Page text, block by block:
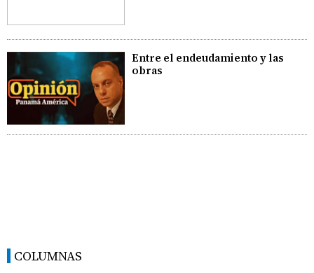
Entre el endeudamiento y las
obras
COLUMNAS